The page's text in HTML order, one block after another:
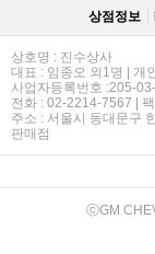
상점정보
상호명 : 진수상사
대표 : 임종오 외1명 | 개
사업자등록번호 :205-
전화 : 02-2214-7567 |
주소 : 서울시 동대문구
판매점
ⓒGM